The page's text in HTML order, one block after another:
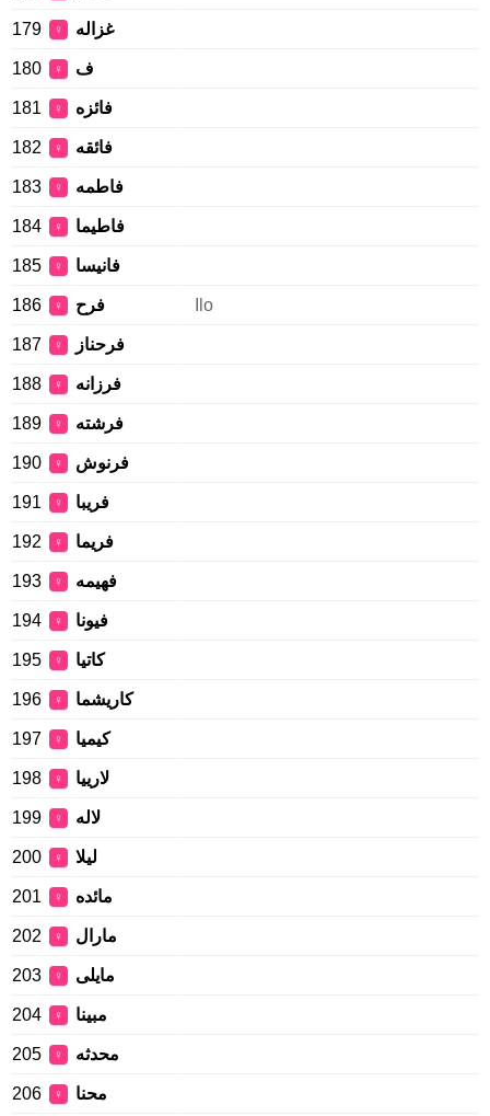
179 ♀ غزاله
180 ♀ ف
181 ♀ فائزه
182 ♀ فائقه
183 ♀ فاطمه
184 ♀ فاطیما
185 ♀ فانيسا
186 ♀ فرح Ilo
187 ♀ فرحناز
188 ♀ فرزانه
189 ♀ فرشته
190 ♀ فرنوش
191 ♀ فریبا
192 ♀ فریما
193 ♀ فهیمه
194 ♀ فیونا
195 ♀ كاتيا
196 ♀ کاریشما
197 ♀ کیمیا
198 ♀ لارییا
199 ♀ لاله
200 ♀ لیلا
201 ♀ مائده
202 ♀ مارال
203 ♀ مايلى
204 ♀ مبینا
205 ♀ محدثه
206 ♀ محنا